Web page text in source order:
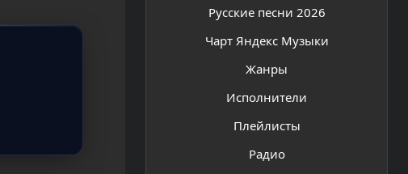
Русские песни 2026
Чарт Яндекс Музыки
Жанры
Исполнители
Плейлисты
Радио